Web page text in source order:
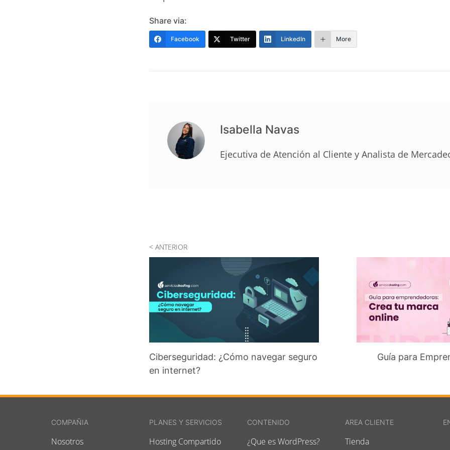
Share via:
Facebook Twitter LinkedIn More
Isabella Navas
Ejecutiva de Atención al Cliente y Analista de
Guía para
< ANTERIOR
Ciberseguridad: ¿Cómo navegar seguro
en internet?
COMPAÑIA
Nosotros
PLANES Y SERVICIOS
Hosting Compartido
CONTENIDO
¿Que es WordPress?
AREA CLIENTE
Tienda